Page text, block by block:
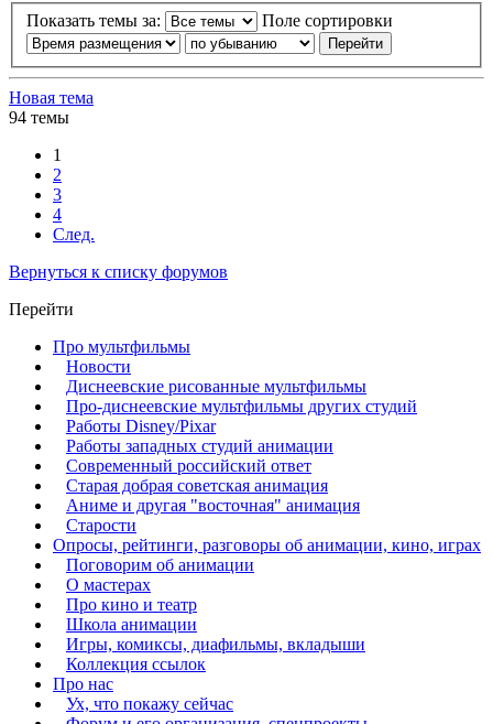
Показать темы за: Поле сортировки
Новая тема
94 темы
1
2
3
4
След.
Вернуться к списку форумов
Перейти
Про мультфильмы
Новости
Диснеевские рисованные мультфильмы
Про-диснеевские мультфильмы других студий
Работы Disney/Pixar
Работы западных студий анимации
Современный российский ответ
Старая добрая советская анимация
Аниме и другая "восточная" анимация
Старости
Опросы, рейтинги, разговоры об анимации, кино, играх
Поговорим об анимации
О мастерах
Про кино и театр
Школа анимации
Игры, комиксы, диафильмы, вкладыши
Коллекция ссылок
Про нас
Ух, что покажу сейчас